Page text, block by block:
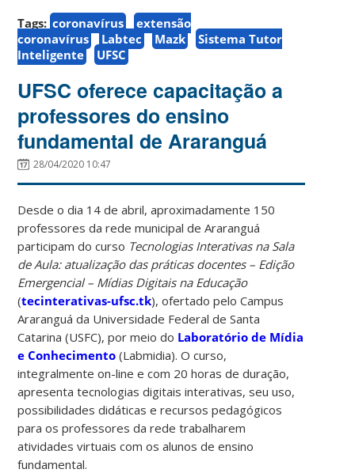
Tags: coronavírus
extensão
coronavírus
Labtec Mazk
Sistema Tutor
Inteligente
UFSC
UFSC oferece capacitação a
professores do ensino
fundamental de Araranguá
28/04/2020 10:47
Desde o dia 14 de abril, aproximadamente 150
professores da rede municipal de Araranguá
participam do curso Tecnologias Interativas na Sala
de Aula: atualização das práticas docentes – Edição
Emergencial – Mídias Digitais na Educação
(tecinterativas-ufsc.tk), ofertado pelo Campus
Araranguá da Universidade Federal de Santa
Catarina (USFC), por meio do Laboratório de Mídia
e Conhecimento (Labmidia). O curso,
integralmente on-line e com 20 horas de duração,
apresenta tecnologias digitais interativas, seu uso,
possibilidades didáticas e recursos pedagógicos
para os professores da rede trabalharem
atividades virtuais com os alunos de ensino
fundamental.